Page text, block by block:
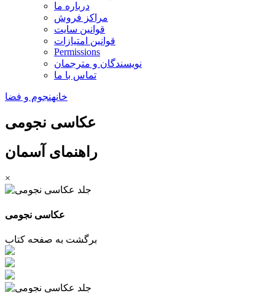
درباره ما
مراکز فروش
قوانین سایت
قوانین امتیازات
Permissions
نویسندگان و مترجمان
تماس با ما
خانهنجوم و فضا
عکاسی نجومی
راهنمای آسمان
×
عکاسی نجومی
برگشت به صفحه کتاب